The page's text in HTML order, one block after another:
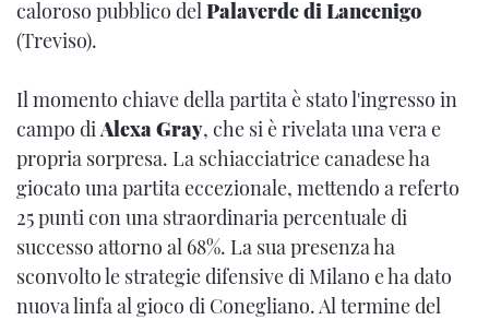
caloroso pubblico delPalaverde di Lancenigo
(Treviso).
Il momento chiave della partita è stato l'ingresso in
campo diAlexa Gray, che si è rivelata una vera e
propria sorpresa. La schiacciatrice canadese ha
giocato una partita eccezionale, mettendo a referto
25 punti con una straordinaria percentuale di
successo attorno al 68%. La sua presenza ha
sconvolto le strategie difensive di Milano e ha dato
nuova linfa al gioco di Conegliano. Al termine del